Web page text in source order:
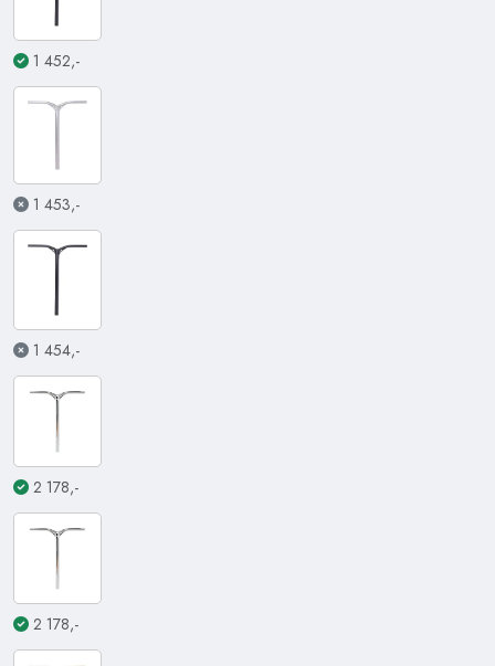
1 452,-
1 453,-
1 454,-
2 178,-
2 178,-